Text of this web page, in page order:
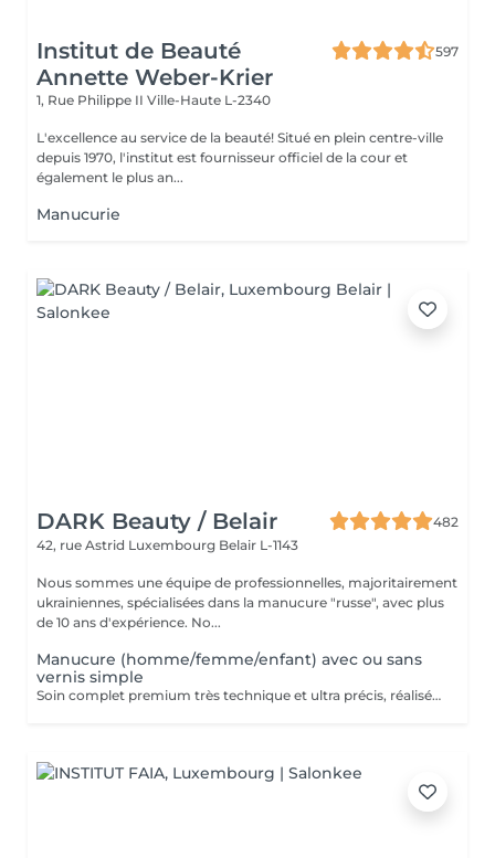
Institut de Beauté
Annette Weber-Krier
597
1, Rue Philippe II Ville-Haute L-2340
L'excellence au service de la beauté! Situé en plein centre-ville
depuis 1970, l'institut est fournisseur officiel de la cour et
également le plus an...
Manucurie
DARK Beauty / Belair
482
42, rue Astrid Luxembourg Belair L-1143
Nous sommes une équipe de professionnelles, majoritairement
ukrainiennes, spécialisées dans la manucure "russe", avec plus
de 10 ans d'expérience. No...
Manucure (homme/femme/enfant) avec ou sans
vernis simple
Soin complet premium très technique et ultra précis, réalisé principalement à la ponceuse afin d'obtenir un contour d'ongle parfaitement net et une application du vernis au plus près, voire légèrement sous la cuticule. Cette technique permet de retarder visuellement la repousse d'environ 10 jours. Résultat visuel : -Ongles extrêmement soignés, contours nets, forme impeccable -Effet Instagram / photo studio : propre, précis, sans petites peaux apparentes Contenu de la prestation : -Dépose de l'ancien vernis semi-permanent et/ou gel (si besoin, choisissez dans cet écran svp cette option de réservation) -Préparation très minutieuse de la plaque de l'ongle -Elimination des peaux mortes -Façonner et limer les ongles -Traitement délicat des cuticules -Application d'un vernis simple transparent (si vous le souhaitez) OU application de votre propre vernis simple (si besoin, choisissez dans cet écran svp cette option de réservation) -Application d'huile pour cuticules et de crème pour les mains